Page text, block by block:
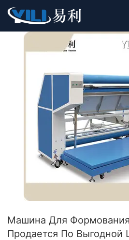
Машина Для Формования
Продается По Выгодной